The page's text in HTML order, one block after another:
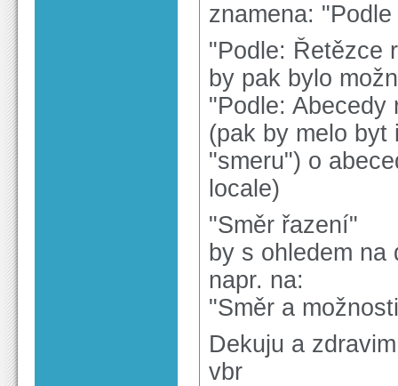
znamena:
"Podle: Řetězce
by pak bylo
"Podle: Abecedy
(pak by melo byt
"smeru") o
locale)
"Směr řazení"
by s ohledem
napr. na:
"Směr a
Dekuju a
vbr